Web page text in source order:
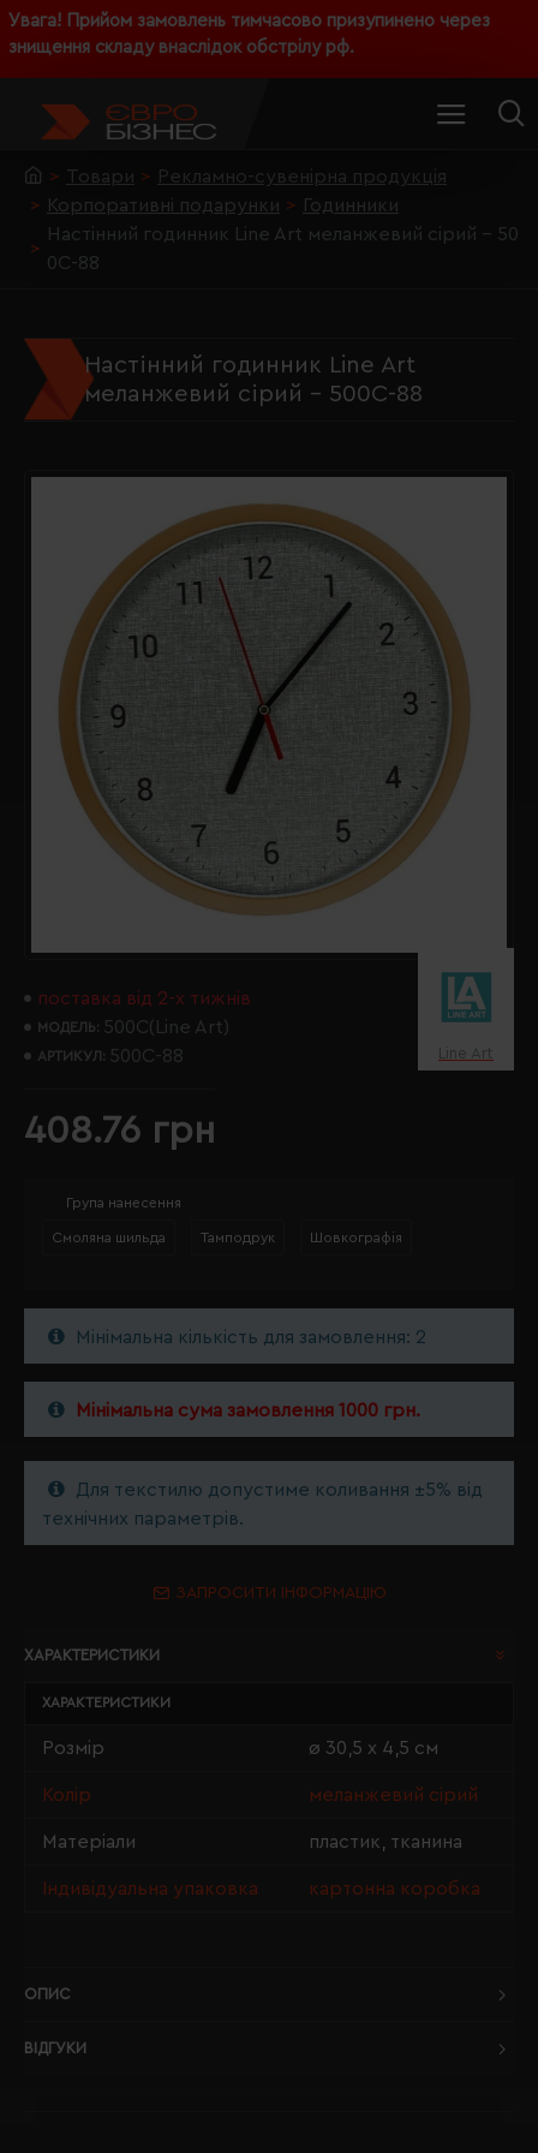
Увага! Прийом замовлень тимчасово призупинено через
знищення складу внаслідок обстрілу рф.
Товари
Рекламно-сувенірна продукція
Корпоративні подарунки
Годинники
Настінний годинник Line Art меланжевий сірий - 50
0C-88
Настінний годинник Line Art
меланжевий сірий - 500C-88
поставка від 2-х тижнів
МОДЕЛЬ: 500C(Line Art)
АРТИКУЛ: 500C-88 Line Art
408.76 грн
Група нанесення
Смоляна шильда Тамподрук Шовкографія
Мінімальна кількість для замовлення: 2
Мінімальна сума замовлення 1000 грн.
Для текстилю допустиме коливання ±5% від
технічних параметрів.
ЗАПРОСИТИ ІНФОРМАЦІЮ
ХАРАКТЕРИСТИКИ
ХАРАКТЕРИСТИКИ
Розмір ø 30,5 х 4,5 см
Колір меланжевий сірий
Матеріали пластик, тканина
Індивідуальна упаковка картонна коробка
ОПИС
ВІДГУКИ